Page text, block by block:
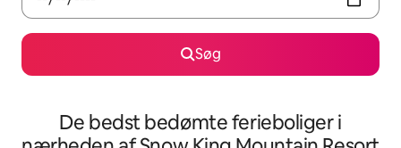
Søg
De bedst bedømte ferieboliger i